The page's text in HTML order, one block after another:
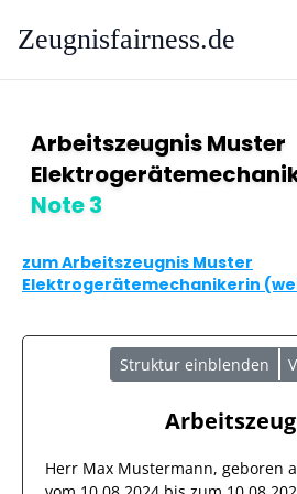
Zeugnisfairness.de
Arbeitszeugnis Muster
Note 3
zum Arbeitszeugnis Muster
Elektrogerätemechanikerin
Struktur einblenden
Herr Max Mustermann, geboren